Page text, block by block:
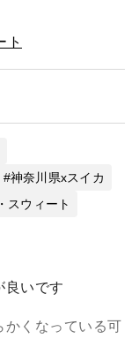
ト
神奈川県xスイカ
スウィート
良いです
くなっている可